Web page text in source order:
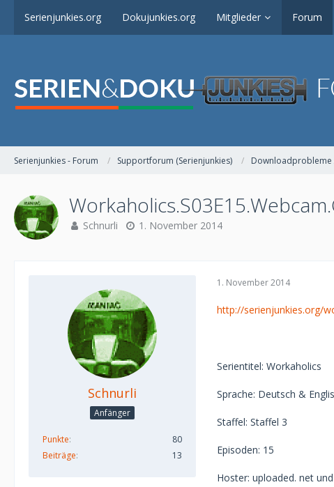
Serienjunkies.org Dokujunkies.org Mitglieder Forum
Serienjunkies - Forum Supportforum (Serienjunkies) Downloadprobleme
Schnurli 1. November 2014
Schnurli
Anfänger
Punkte
80
Beiträge
13
1. November 2014
http://serienjunkies.org/
Serientitel: Workaholics
Sprache: Deutsch &
Staffel: Staffel 3
Episoden: 15
Hoster: uploaded. net